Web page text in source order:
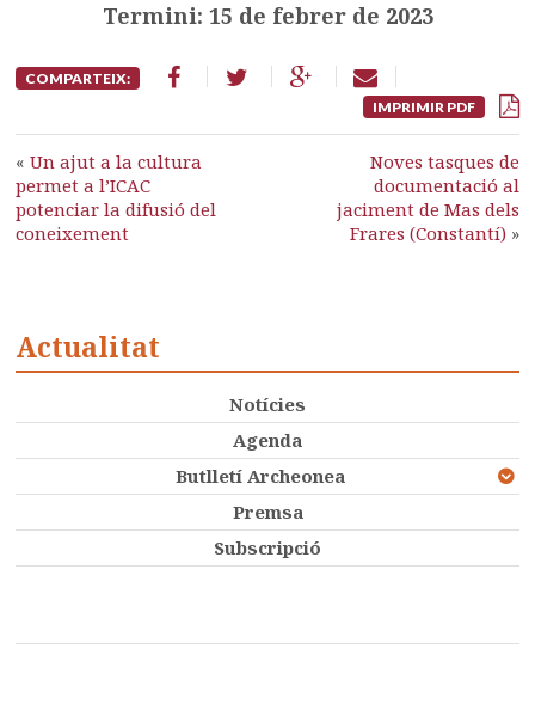
Termini: 15 de febrer de 2023
COMPARTEIX:
IMPRIMIR PDF
«Un ajut a la cultura
permet a l’ICAC
potenciar la difusió del
coneixement
Noves tasques de
documentació al
jaciment de Mas dels
Frares (Constantí)»
Actualitat
Notícies
Agenda
Butlletí Archeonea
Premsa
Subscripció